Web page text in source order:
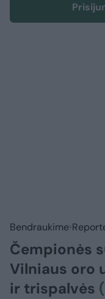
Bendraukime
Čempionės
Vilniaus oro
ir trispalvės